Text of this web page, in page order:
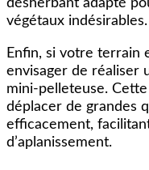
désherbant adapté
végétaux indésirables.
Enfin, si votre terrain
envisager de réaliser
mini-pelleteuse.
déplacer de grandes
efficacement,
d’aplanissement.